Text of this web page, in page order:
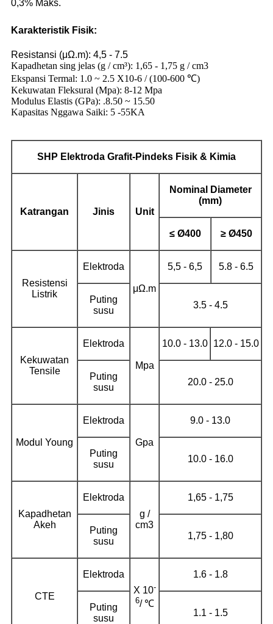
0,3% Maks.
Karakteristik Fisik:
Resistansi (μΩ.m): 4,5 - 7.5
Kapadhetan sing jelas (g / cm³): 1,65 - 1,75 g / cm3
Ekspansi Termal: 1.0 ~ 2.5 X10-6 / (100-600 ℃)
Kekuwatan Fleksural (Mpa): 8-12 Mpa
Modulus Elastis (GPa): .8.50 ~ 15.50
Kapasitas Nggawa Saiki: 5 -55KA
SHP Elektroda Grafit-Pindeks Fisik & Kimia
Katrangan Jinis Unit
Nominal
Diameter
(mm)
≤ Ø400 ≥ Ø450
Resistensi
Listrik
Elektroda
μΩ.m
5,5 - 6,5 5.8 - 6.5
Puting
susu
3.5 - 4.5
Kekuwatan
Tensile
Elektroda
Mpa
10.0 - 13.0 12.0 - 15.0
Puting
susu
20.0 - 25.0
Modul Young
Elektroda
Gpa
9.0 - 13.0
Puting
susu
10.0 - 16.0
Kapadhetan
Akeh
Elektroda
g /
cm3
1,65 - 1,75
Puting
susu
1,75 - 1,80
CTE
Elektroda
X 10-
6/ ℃
1.6 - 1.8
Puting
susu
1.1 - 1.5